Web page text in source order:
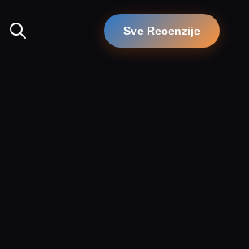
Sve Recenzije